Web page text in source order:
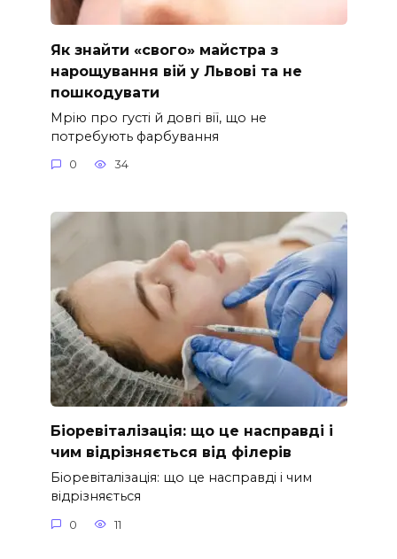
Як знайти «свого» майстра з
нарощування вій у Львові та не
пошкодувати
Мрію про густі й довгі вії, що не
потребують фарбування
0 34
Біоревіталізація: що це насправді і
чим відрізняється від філерів
Біоревіталізація: що це насправді і чим
відрізняється
0 11